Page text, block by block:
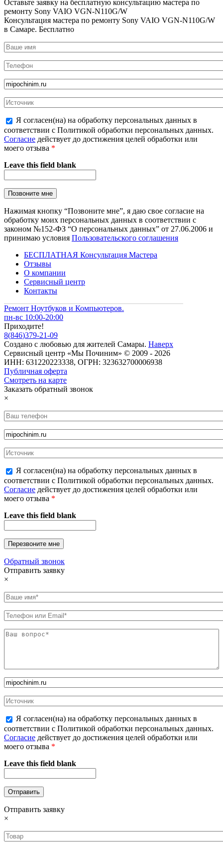
Оставьте заявку на бесплатную консультацию мастера по
ремонту Sony VAIO VGN-N110G/W
Консультация мастера по ремонту Sony VAIO VGN-N110G/W
в Самаре. Бесплатно
Я согласен(на) на обработку персональных данных в
соответствии с Политикой обработки персональных данных.
Согласие действует до достижения целей обработки или
моего отзыва *
Leave this field blank
Нажимая кнопку “Позвоните мне”, я даю свое согласие на
обработку моих персональных данных в соответствии с
законом №152-ФЗ “О персональных данных” от 27.06.2006 и
принимаю условия Пользовательского соглашения
БЕСПЛАТНАЯ Консультация Мастера
Отзывы
О компании
Сервисный центр
Контакты
Ремонт Ноутбуков и Компьютеров.
пн-вс 10:00-20:00
Приходите!
8(846)379-21-09
Создано с любовью для жителей Самары. Наверх
Сервисный центр «Мы Починим» © 2009 - 2026
ИНН: 631220223338, ОГРН: 323632700006938
Публичная оферта
Смотреть на карте
Заказать обратный звонок
×
Я согласен(на) на обработку персональных данных в
соответствии с Политикой обработки персональных данных.
Согласие действует до достижения целей обработки или
моего отзыва *
Leave this field blank
Обратный звонок
Отправить заявку
×
Я согласен(на) на обработку персональных данных в
соответствии с Политикой обработки персональных данных.
Согласие действует до достижения целей обработки или
моего отзыва *
Leave this field blank
Отправить заявку
×